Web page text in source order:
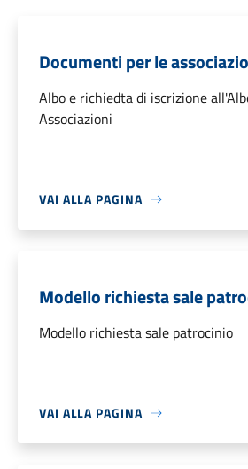
Documenti per le
Albo e richiedta di iscrizione
Associazioni
VAI ALLA PAGINA
Modello richiesta sale
Modello richiesta sale patrocinio
VAI ALLA PAGINA